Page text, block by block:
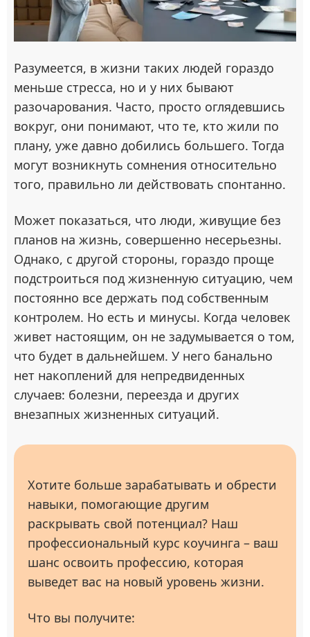
Разумеется, в жизни таких людей гораздо
меньше стресса, но и у них бывают
разочарования. Часто, просто оглядевшись
вокруг, они понимают, что те, кто жили по
плану, уже давно добились большего. Тогда
могут возникнуть сомнения относительно
того, правильно ли действовать спонтанно.
Может показаться, что люди, живущие без
планов на жизнь, совершенно несерьезны.
Однако, с другой стороны, гораздо проще
подстроиться под жизненную ситуацию, чем
постоянно все держать под собственным
контролем. Но есть и минусы. Когда человек
живет настоящим, он не задумывается о том,
что будет в дальнейшем. У него банально
нет накоплений для непредвиденных
случаев: болезни, переезда и других
внезапных жизненных ситуаций.
Хотите больше зарабатывать и обрести
навыки, помогающие другим
раскрывать свой потенциал? Наш
профессиональный курс коучинга – ваш
шанс освоить профессию, которая
выведет вас на новый уровень жизни.
Что вы получите: